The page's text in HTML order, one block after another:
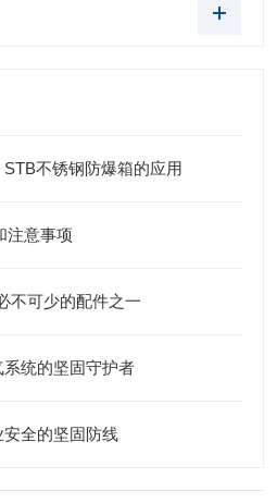
不锈钢防爆箱的应用
注意事项
不可少的配件之一
统的坚固守护者
全的坚固防线